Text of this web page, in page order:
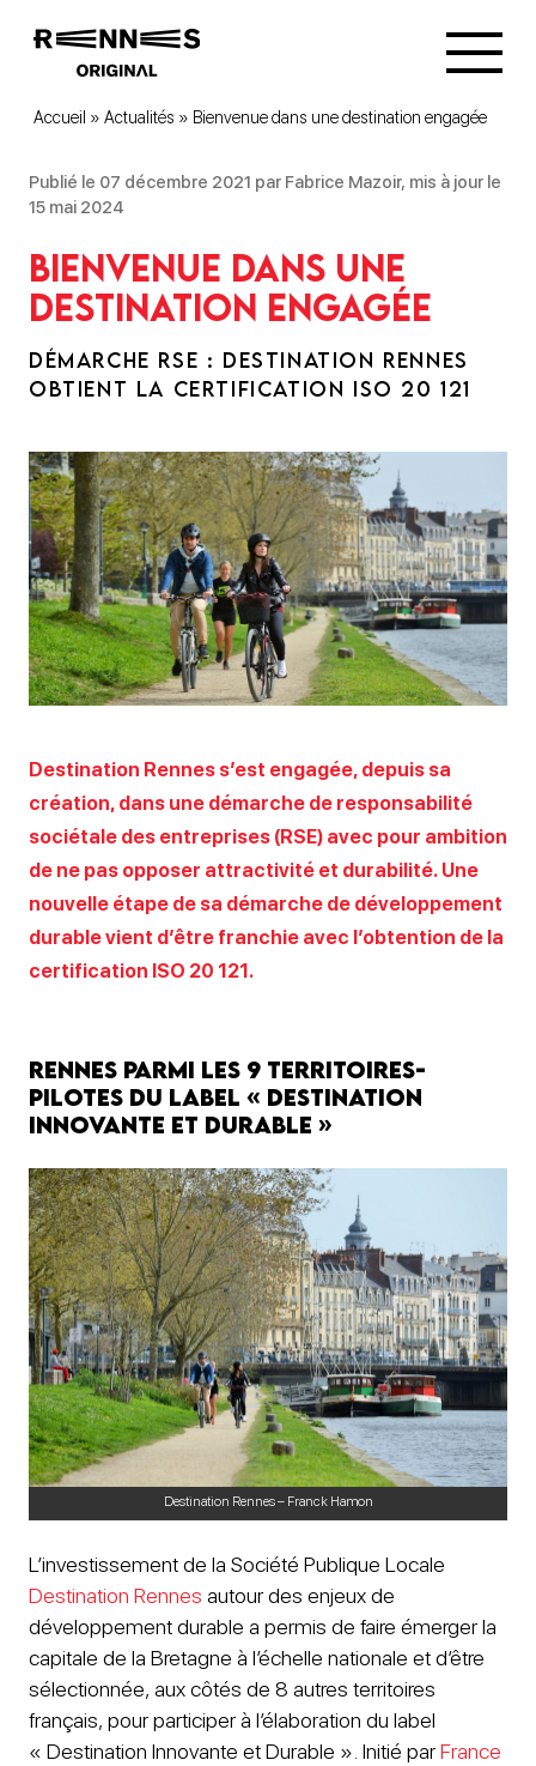
Accueil » Actualités » Bienvenue dans une destination engagée
Publié le 07 décembre 2021 par Fabrice Mazoir, mis à jour le
15 mai 2024
Bienvenue dans une
destination engagée
DÉMARCHE RSE : DESTINATION RENNES
OBTIENT LA CERTIFICATION ISO 20 121
Destination Rennes s’est engagée, depuis sa
création, dans une démarche de responsabilité
sociétale des entreprises (RSE) avec pour ambition
de ne pas opposer attractivité et durabilité. Une
nouvelle étape de sa démarche de développement
durable vient d’être franchie avec l’obtention de la
certification ISO 20 121.
Rennes parmi les 9 territoires-
pilotes du label « Destination
Innovante et Durable »
Destination Rennes – Franck Hamon
L’investissement de la Société Publique Locale
Destination Rennes autour des enjeux de
développement durable a permis de faire émerger la
capitale de la Bretagne à l’échelle nationale et d’être
sélectionnée, aux côtés de 8 autres territoires
français, pour participer à l’élaboration du label
« Destination Innovante et Durable ». Initié parFrance